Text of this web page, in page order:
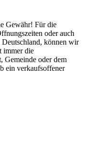
Gewähr! Für die
oder auch
können wir
immer die
Gemeinde oder dem
ein verkaufsoffener